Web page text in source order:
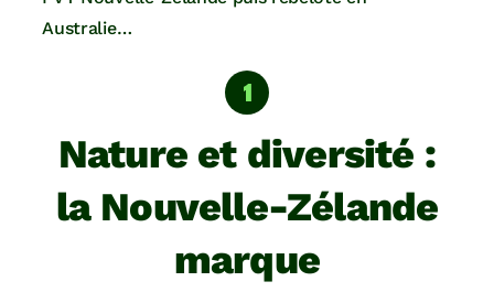
Australie…
Nature et diversité :
la Nouvelle-Zélande
marque